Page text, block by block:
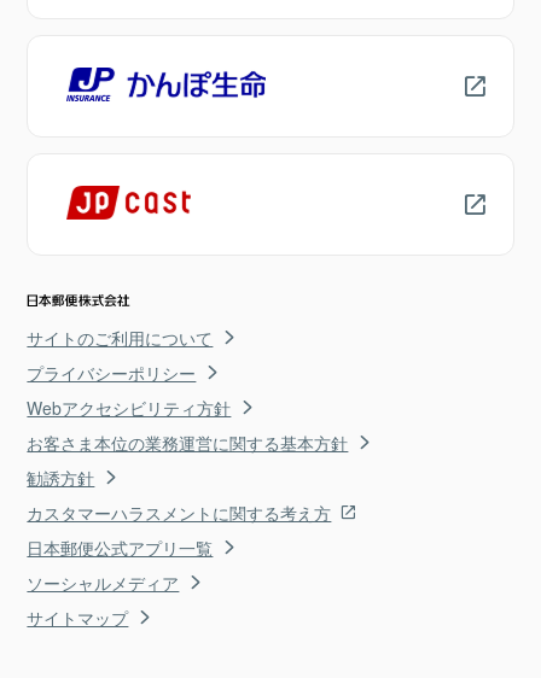
サイトのご利用について
プライバシーポリシー
Webアクセシビリティ方針
お客さま本位の業務運営に関する基本方針
勧誘方針
カスタマーハラスメントに関する考え方
日本郵便公式アプリ一覧
ソーシャルメディア
サイトマップ